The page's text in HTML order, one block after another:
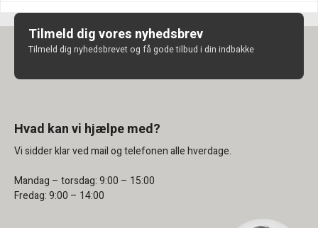
Tilmeld dig vores nyhedsbrev
Tilmeld dig nyhedsbrevet og få gode tilbud i din indbakke
Hvad kan vi hjælpe med?
Vi sidder klar ved mail og telefonen alle hverdage.
Mandag – torsdag: 9:00 – 15:00
Fredag: 9:00 – 14:00